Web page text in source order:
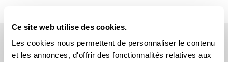
Ce site web utilise des cookies.
Les cookies nous permettent de personnaliser le contenu
et les annonces, d'offrir des fonctionnalités relatives aux